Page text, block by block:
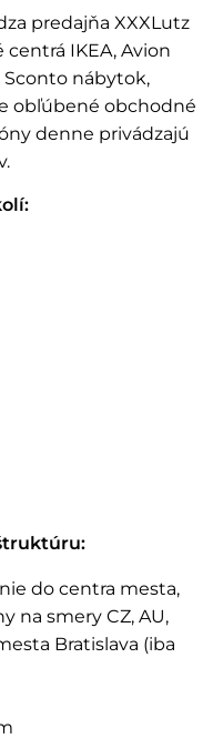
predajňa XXXLutz
IKEA, Avion
Sconto nábytok,
obľúbené obchodné
denne privádzajú
do centra mesta,
na smery CZ, AU,
Bratislava (iba